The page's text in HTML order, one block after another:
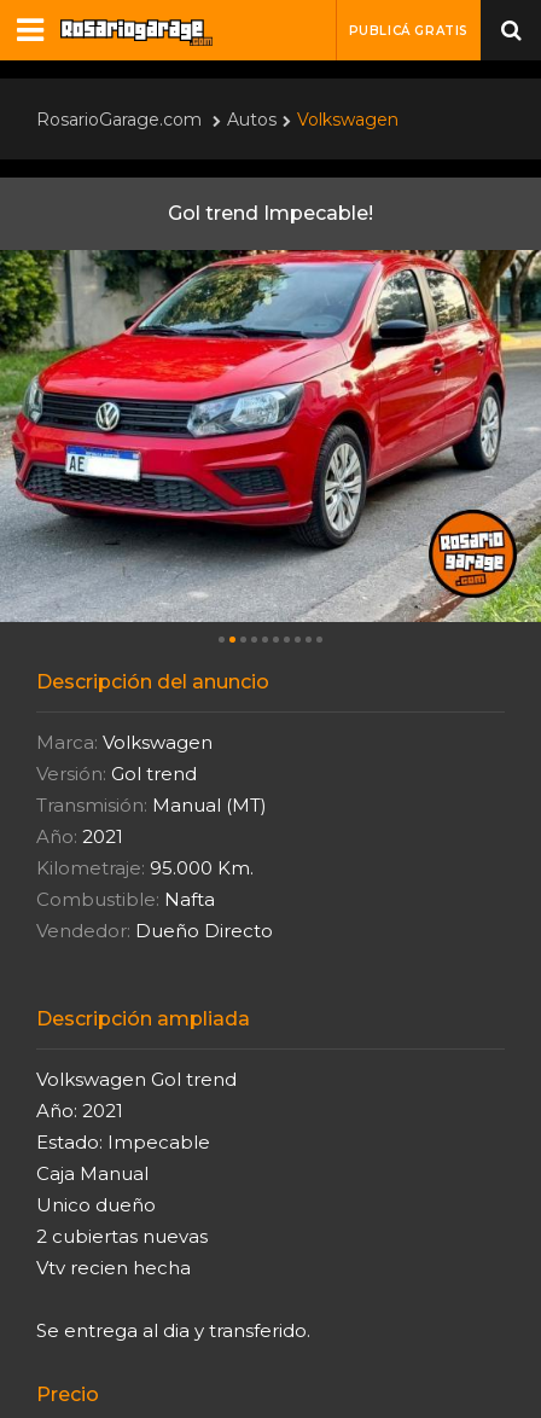
PUBLICÁ GRATIS
RosarioGarage.com Autos Volkswagen
Gol trend Impecable!
Descripción del anuncio
Marca: Volkswagen
Versión: Gol trend
Transmisión: Manual (MT)
Año: 2021
Kilometraje: 95.000 Km.
Combustible: Nafta
Vendedor: Dueño Directo
Descripción ampliada
Volkswagen Gol trend
Año: 2021
Estado: Impecable
Caja Manual
Unico dueño
2 cubiertas nuevas
Vtv recien hecha
Se entrega al dia y transferido.
Precio